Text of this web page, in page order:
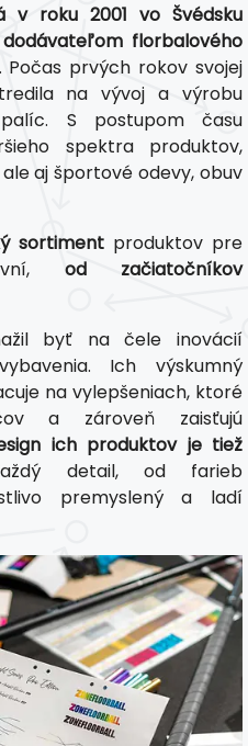
v roku 2001 vo Švédsku
florbalového
Počas prvých rokov svojej
na vývoj a výrobu
S postupom času
spektra produktov,
aj športové odevy, obuv
sortiment produktov pre
od začiatočníkov
byť na čele inovácií
Ich výskumný
na vylepšeniach, ktoré
a zároveň zaisťujú
ich produktov je tiež
detail, od farieb
premyslený a ladí